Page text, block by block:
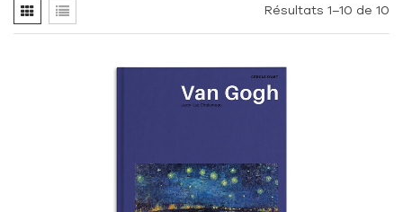
Résultats 1–10 de 10